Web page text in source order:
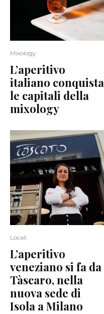
Mixology
L’aperitivo
italiano conquista
le capitali della
mixology
Locali
L’aperitivo
veneziano si fa da
Tàscaro, nella
nuova sede di
Isola a Milano